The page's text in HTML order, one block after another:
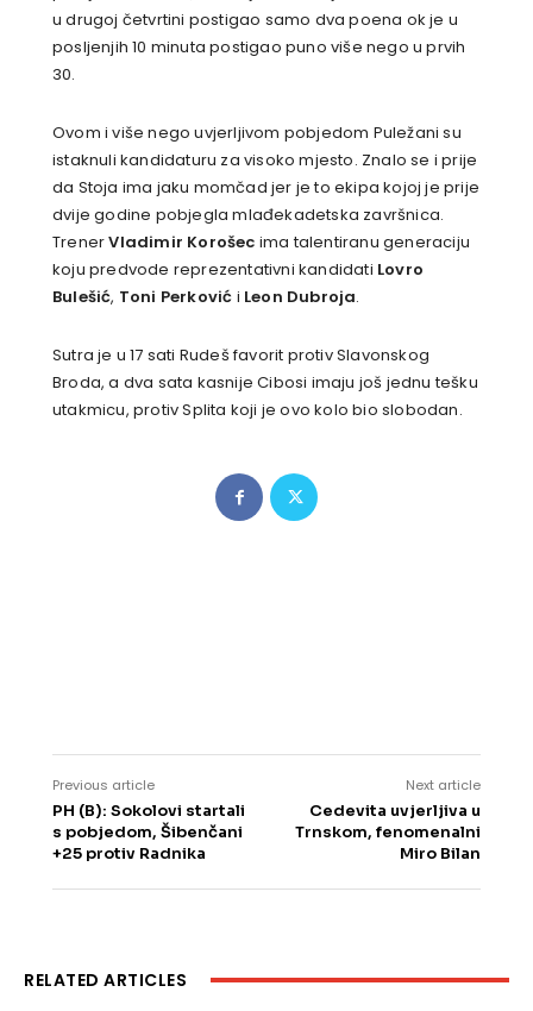
u drugoj četvrtini postigao samo dva poena ok je u
posljenjih 10 minuta postigao puno više nego u prvih
30.
Ovom i više nego uvjerljivom pobjedom Puležani su
istaknuli kandidaturu za visoko mjesto. Znalo se i prije
da Stoja ima jaku momčad jer je to ekipa kojoj je prije
dvije godine pobjegla mlađekadetska završnica.
TrenerVladimir Korošec ima talentiranu generaciju
koju predvode reprezentativni kandidati Lovro
Bulešić, Toni Perković i Leon Dubroja.
Sutra je u 17 sati Rudeš favorit protiv Slavonskog
Broda, a dva sata kasnije Cibosi imaju još jednu tešku
utakmicu, protiv Splita koji je ovo kolo bio slobodan.
Previous article
PH (B): Sokolovi startali
s pobjedom, Šibenčani
+25 protiv Radnika
Next article
Cedevita uvjerljiva u
Trnskom, fenomenalni
Miro Bilan
RELATED ARTICLES